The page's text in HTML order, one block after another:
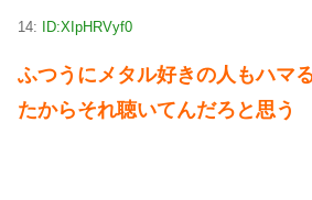
14: ID:XIpHRVyf0
ふつうにメタル好きの人もハマ
たからそれ聴いてんだろと思う